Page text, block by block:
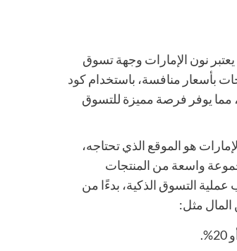
نون الإمارات وجهة تسوق
بأسعار منافسة، باستخدامكود
مما يوفر فرصة مميزة للتسوق
هو الموقع الذي تحتاجه،
واسعة من المنتجات
التسوق الذكية، بدءًا من
مثل: